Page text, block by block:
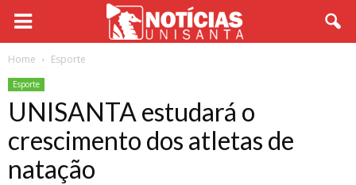
Home Esporte
Esporte
UNISANTA estudará o
crescimento dos atletas de
natação